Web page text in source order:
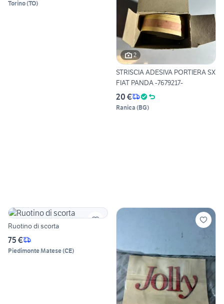
Torino(TO)
2
STRISCIA ADESIVA PORTIERA SX
FIAT PANDA -7679217-
20 €
Ranica (BG)
Ruotino di scorta
75 €
Piedimonte Matese(CE)